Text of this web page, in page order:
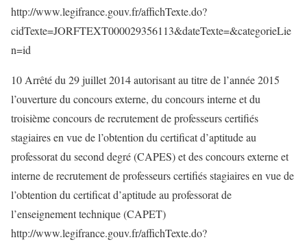
http://www.legifrance.gouv.fr/affichTexte.do?
cidTexte=JORFTEXT000029356113&dateTexte=&categorieLie
n=id
10 Arrêté du 29 juillet 2014 autorisant au titre de l’année 2015
l’ouverture du concours externe, du concours interne et du
troisième concours de recrutement de professeurs certifiés
stagiaires en vue de l’obtention du certificat d’aptitude au
professorat du second degré (CAPES) et des concours externe et
interne de recrutement de professeurs certifiés stagiaires en vue de
l’obtention du certificat d’aptitude au professorat de
l’enseignement technique (CAPET)
http://www.legifrance.gouv.fr/affichTexte.do?